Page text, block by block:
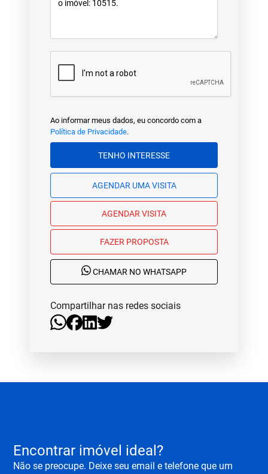
Ao informar meus dados, eu concordo com a
Política de Privacidade.
TENHO INTERESSE
AGENDAR UMA VISITA
AGENDAR VISITA
FAZER PROPOSTA
CHAMAR NO WHATSAPP
Compartilhar nas redes sociais
Encontrar imóvel ideal?
Não se preocupe. Deixe seu email e telefone que um